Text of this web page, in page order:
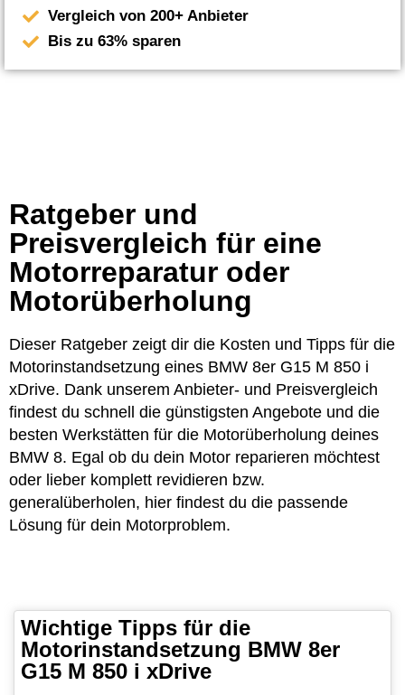
Vergleich von 200+ Anbieter
Bis zu 63% sparen
Ratgeber und
Preisvergleich für eine
Motorreparatur oder
Motorüberholung
Dieser Ratgeber zeigt dir die Kosten und Tipps für die
Motorinstandsetzung eines BMW 8er G15 M 850 i
xDrive. Dank unserem Anbieter- und Preisvergleich
findest du schnell die günstigsten Angebote und die
besten Werkstätten für die Motorüberholung deines
BMW 8. Egal ob du dein Motor reparieren möchtest
oder lieber komplett revidieren bzw.
generalüberholen, hier findest du die passende
Lösung für dein Motorproblem.
Wichtige Tipps für die
Motorinstandsetzung BMW 8er
G15 M 850 i xDrive